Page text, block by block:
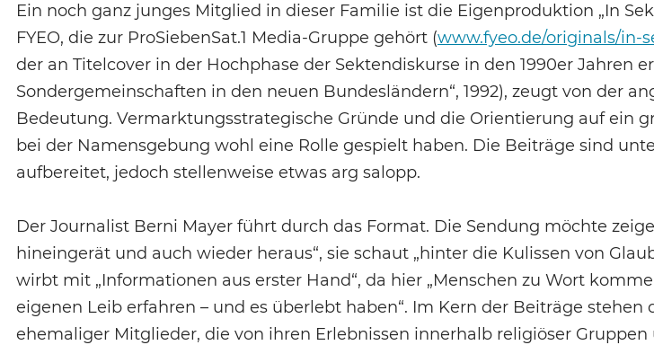
Ein noch ganz junges Mitglied in dieser Familie ist die Eigenproduktion „In
FYEO, die zur ProSiebenSat.1 Media-Gruppe gehört (www.fyeo.de/originals/in-
der an Titelcover in der Hochphase der Sektendiskurse in den 1990er Jahren
Sondergemeinschaften in den neuen Bundesländern“, 1992), zeugt von der
Bedeutung. Vermarktungsstrategische Gründe und die Orientierung auf ein
bei der Namensgebung wohl eine Rolle gespielt haben. Die Beiträge sind
aufbereitet, jedoch stellenweise etwas arg salopp.
Der Journalist Berni Mayer führt durch das Format. Die Sendung möchte
hineingerät und auch wieder heraus“, sie schaut „hinter die Kulissen von
wirbt mit „Informationen aus erster Hand“, da hier „Menschen zu Wort
eigenen Leib erfahren – und es überlebt haben“. Im Kern der Beiträge stehen
ehemaliger Mitglieder, die von ihren Erlebnissen innerhalb religiöser